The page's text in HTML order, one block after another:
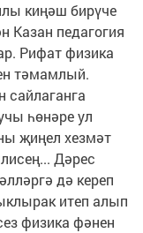
киңәш бирүче
Казан педагогия
Рифат физика
тәмамлый.
сайлаганга
һөнәре ул
җиңел хезмәт
Дәрес
дә кереп
итеп алып
физика фәнен